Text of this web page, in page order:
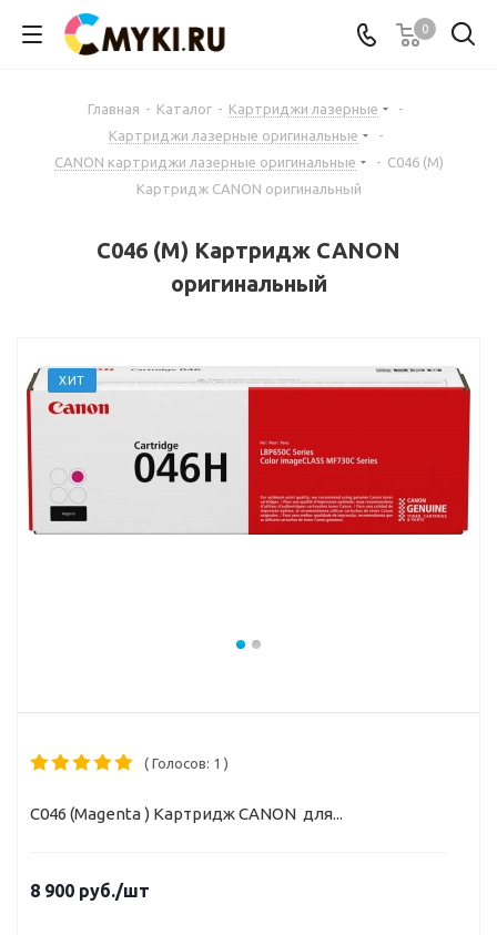
0
Главная - Каталог - Картриджи лазерные
-
Картриджи лазерные оригинальные
-
CANON картриджи лазерные оригинальные
- C046 (M)
Картридж CANON оригинальный
C046 (M) Картридж CANON
оригинальный
ХИТ
( Голосов: 1 )
C046 (Magenta ) Картридж CANON для...
8 900 руб./шт